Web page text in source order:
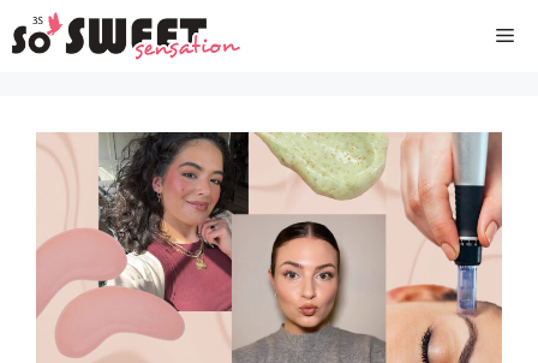
Aller
au